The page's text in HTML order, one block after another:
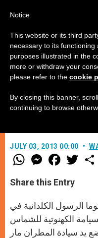
للأب أندرو سيبا
“وصية جديدة أنا اعطيكم ، أن تحبوا
JULY 03, 2013 00:00
W
h
t
s
p
p
M
e
s
e
g
e
r
F
a
e
b
k
w
r
Share this Entry
الرسول الكلدانية في
الكهنوتية للشماس
يد سيادة المطران مار
Notice
This website or its third
necessary to its
purposes illustrated in the
more or withdraw your
please refer to the cookie
By closing this banner,
continuing to browse